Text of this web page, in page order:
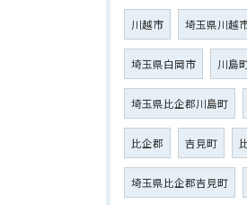
川越市 埼玉県川越
埼玉県白岡市 川島
埼玉県比企郡川島町
比企郡 吉見町
埼玉県比企郡吉見町